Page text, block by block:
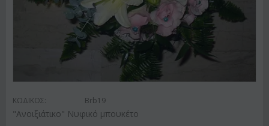
ΚΩΔΙΚΟΣ: Brb19
"Ανοιξιάτικο" Νυφικό μπουκέτο